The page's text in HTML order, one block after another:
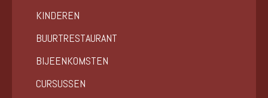
KINDEREN
BUURTRESTAURANT
BIJEENKOMSTEN
CURSUSSEN